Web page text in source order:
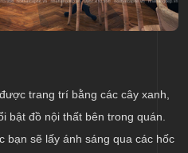
trang trí bằng các cây xanh,
bật đồ nội thất bên trong quán.
bạn sẽ lấy ánh sáng qua các hốc